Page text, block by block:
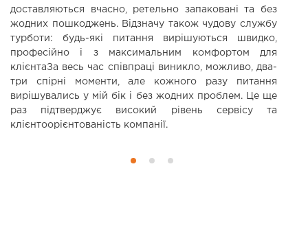
доставляються вчасно, ретельно запаковані та без
жодних пошкоджень. Відзначу також чудову службу
турботи: будь-які питання вирішуються швидко,
професійно і з максимальним комфортом для
клієнтаЗа весь час співпраці виникло, можливо, два-
три спірні моменти, але кожного разу питання
вирішувались у мій бік і без жодних проблем. Це ще
раз підтверджує високий рівень сервісу та
клієнтоорієнтованість компанії.